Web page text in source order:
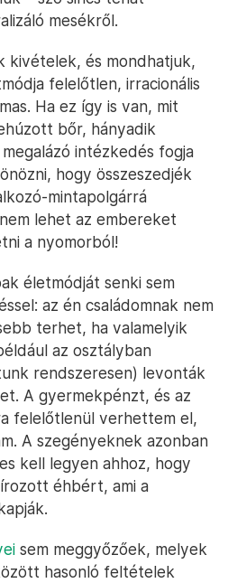
mesékről.
kivételek, és mondhatjuk,
felelőtlen, irracionális
Ha ez így is van, mit
bőr, hányadik
intézkedés fogja
hogy összeszedjék
mintapolgárrá
lehet az embereket
a nyomorból!
életmódját senki sem
az én családomnak nem
terhet, ha valamelyik
az osztályban
rendszeresen) levonták
A gyermekpénzt, és az
felelőtlenül verhettem el,
A szegényeknek azonban
kell legyen ahhoz, hogy
éhbért, ami a
sem meggyőzőek, melyek
hasonló feltételek